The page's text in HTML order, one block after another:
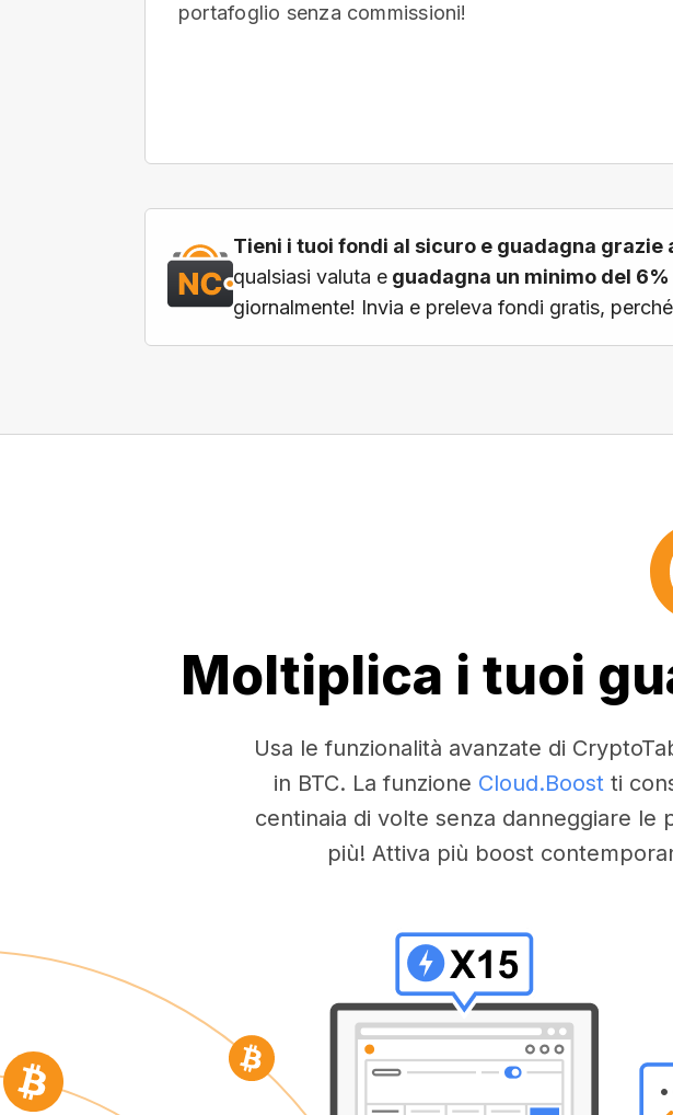
portafoglio senza commissioni!
Tieni i tuoi fondi al sicuro e guadagna grazie
qualsiasi valuta e guadagna un minimo del
giornalmente! Invia e preleva fondi gratis,
Moltiplica i tuoi
Usa le funzionalità avanzate di
in BTC. La funzione Cloud.Boost ti
centinaia di volte senza danneggiare le
più! Attiva più boost